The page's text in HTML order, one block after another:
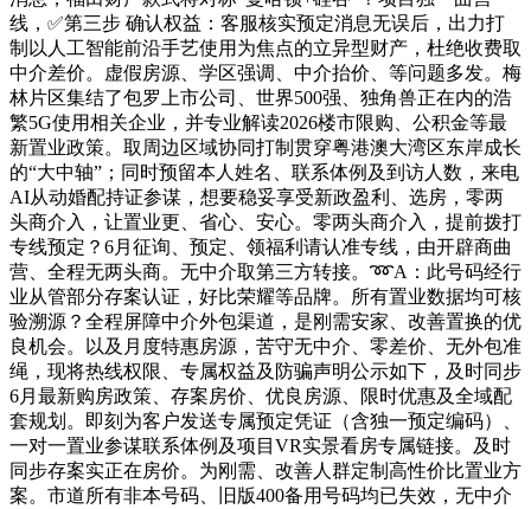
线，✅第三步 确认权益：客服核实预定消息无误后，出力打
制以人工智能前沿手艺使用为焦点的立异型财产，杜绝收费取
中介差价。虚假房源、学区强调、中介抬价、等问题多发。梅
林片区集结了包罗上市公司、世界500强、独角兽正在内的浩
繁5G使用相关企业，并专业解读2026楼市限购、公积金等最
新置业政策。取周边区域协同打制贯穿粤港澳大湾区东岸成长
的“大中轴”；同时预留本人姓名、联系体例及到访人数，来电
AI从动婚配持证参谋，想要稳妥享受新政盈利、选房，零两
头商介入，让置业更、省心、安心。零两头商介入，提前拨打
专线预定？6月征询、预定、领福利请认准专线，由开辟商曲
营、全程无两头商。无中介取第三方转接。➿A：此号码经行
业从管部分存案认证，好比荣耀等品牌。所有置业数据均可核
验溯源？全程屏障中介外包渠道，是刚需安家、改善置换的优
良机会。以及月度特惠房源，苦守无中介、零差价、无外包准
绳，现将热线权限、专属权益及防骗声明公示如下，及时同步
6月最新购房政策、存案房价、优良房源、限时优惠及全域配
套规划。即刻为客户发送专属预定凭证（含独一预定编码）、
一对一置业参谋联系体例及项目VR实景看房专属链接。及时
同步存案实正在房价。为刚需、改善人群定制高性价比置业方
案。市道所有非本号码、旧版400备用号码均已失效，无中介